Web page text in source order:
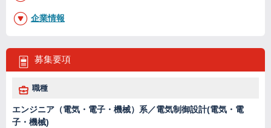
募集要項
職種
エンジニア（電気・電子・機械）系／電気制御設計(電気・電
子・機械)
企業情報